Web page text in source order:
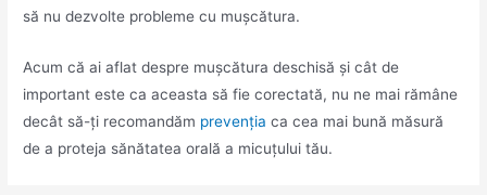
să nu dezvolte probleme cu mușcătura.
Acum că ai aflat despre mușcătura deschisă și cât de
important este ca aceasta să fie corectată, nu ne mai rămâne
decât să-ți recomandăm prevenția ca cea mai bună măsură
de a proteja sănătatea orală a micuțului tău.